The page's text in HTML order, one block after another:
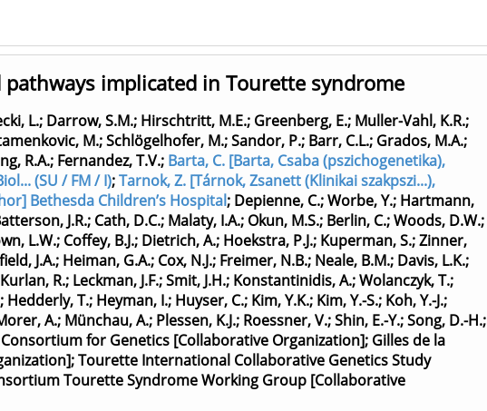
implicated in Tourette syndrome
L.; Darrow, S.M.; Hirschtritt, M.E.; Greenberg, E.; Muller-Vahl, K.R.;
M.;Schlögelhofer, M.;Sandor, P.; Barr, C.L.; Grados, M.A.;
R.A.; Fernandez, T.V.; Barta, C. [Barta, Csaba (pszichogenetika),
(SU / FM / I);Tarnok, Z. [Tárnok, Zsanett (Klinikai szakpszi...),
Bethesda Children’s Hospital; Depienne, C.;Worbe, Y.; Hartmann,
J.R.; Cath, D.C.; Malaty, I.A.; Okun, M.S.; Berlin, C.;Woods, D.W.;
L.W.; Coffey, B.J.; Dietrich, A.; Hoekstra, P.J.; Kuperman, S.;Zinner,
J.A.; Heiman, G.A.; Cox, N.J.; Freimer, N.B.; Neale, B.M.; Davis, L.K.;
Kurlan, R.; Leckman, J.F.;Smit, J.H.; Konstantinidis, A.;Wolanczyk, T.;
; Hedderly, T.; Heyman, I.; Huyser, C.; Kim, Y.K.; Kim, Y.-S.; Koh, Y.-J.;
A.; Münchau, A.; Plessen, K.J.; Roessner, V.;Shin, E.-Y.;Song, D.-H.;
for Genetics [Collaborative Organization]; Gilles de la
;Tourette International Collaborative Genetics Study
Tourette Syndrome Working Group [Collaborative